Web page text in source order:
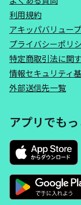
利用規約
アキッパバリュー
プライバシーポリ
特定商取引法に関
情報セキュリティ
外部送信先一覧
アプリでも